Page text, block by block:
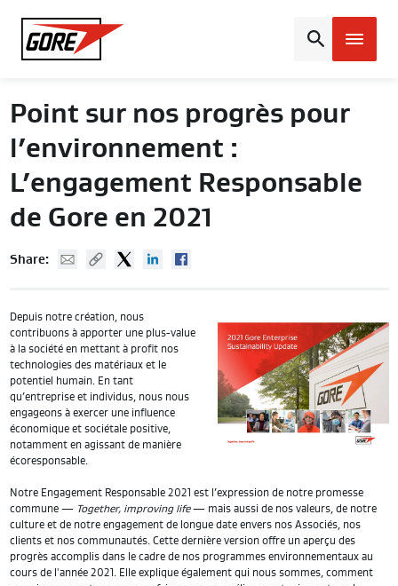
Gore
Point sur nos progrès pour
l’environnement :
L’engagement Responsable
de Gore en 2021
Share: Mail Copy URLTwitterLinked In
Depuis notre création, nous
contribuons à apporter une plus-value
à la société en mettant à profit nos
technologies des matériaux et le
potentiel humain. En tant
qu’entreprise et individus, nous nous
engageons à exercer une influence
économique et sociétale positive,
notamment en agissant de manière
écoresponsable.
Notre Engagement Responsable 2021 est l’expression de notre promesse
commune — Together, improving life— mais aussi de nos valeurs, de notre
culture et de notre engagement de longue date envers nos Associés, nos
clients et nos communautés. Cette dernière version offre un aperçu des
progrès accomplis dans le cadre de nos programmes environnementaux au
cours de l'année 2021. Elle explique également qui nous sommes, comment